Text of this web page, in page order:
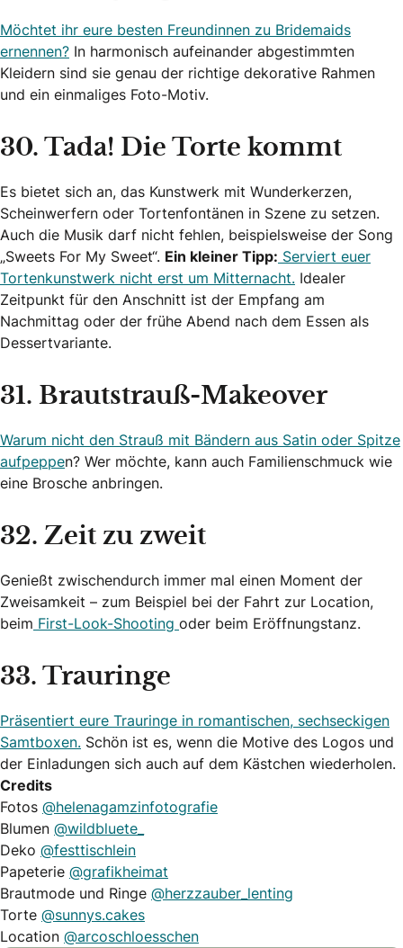
Möchtet ihr eure besten Freundinnen zu Bridemaids
ernennen? In harmonisch aufeinander abgestimmten
Kleidern sind sie genau der richtige dekorative Rahmen
und ein einmaliges Foto-Motiv.
30. Tada! Die Torte kommt
Es bietet sich an, das Kunstwerk mit Wunderkerzen,
Scheinwerfern oder Tortenfontänen in Szene zu setzen.
Auch die Musik darf nicht fehlen, beispielsweise der Song
„Sweets For My Sweet“. Ein kleiner Tipp: Serviert euer
Tortenkunstwerk nicht erst um Mitternacht. Idealer
Zeitpunkt für den Anschnitt ist der Empfang am
Nachmittag oder der frühe Abend nach dem Essen als
Dessertvariante.
31. Brautstrauß-Makeover
Warum nicht den Strauß mit Bändern aus Satin oder Spitze
aufpeppen? Wer möchte, kann auch Familienschmuck wie
eine Brosche anbringen.
32. Zeit zu zweit
Genießt zwischendurch immer mal einen Moment der
Zweisamkeit – zum Beispiel bei der Fahrt zur Location,
beim First-Look-Shooting oder beim Eröffnungstanz.
33. Trauringe
Präsentiert eure Trauringe in romantischen, sechseckigen
Samtboxen. Schön ist es, wenn die Motive des Logos und
der Einladungen sich auch auf dem Kästchen wiederholen.
Credits
Fotos @helenagamzinfotografie
Blumen @wildbluete_
Deko @festtischlein
Papeterie @grafikheimat
Brautmode und Ringe @herzzauber_lenting
Torte @sunnys.cakes
Location @arcoschloesschen